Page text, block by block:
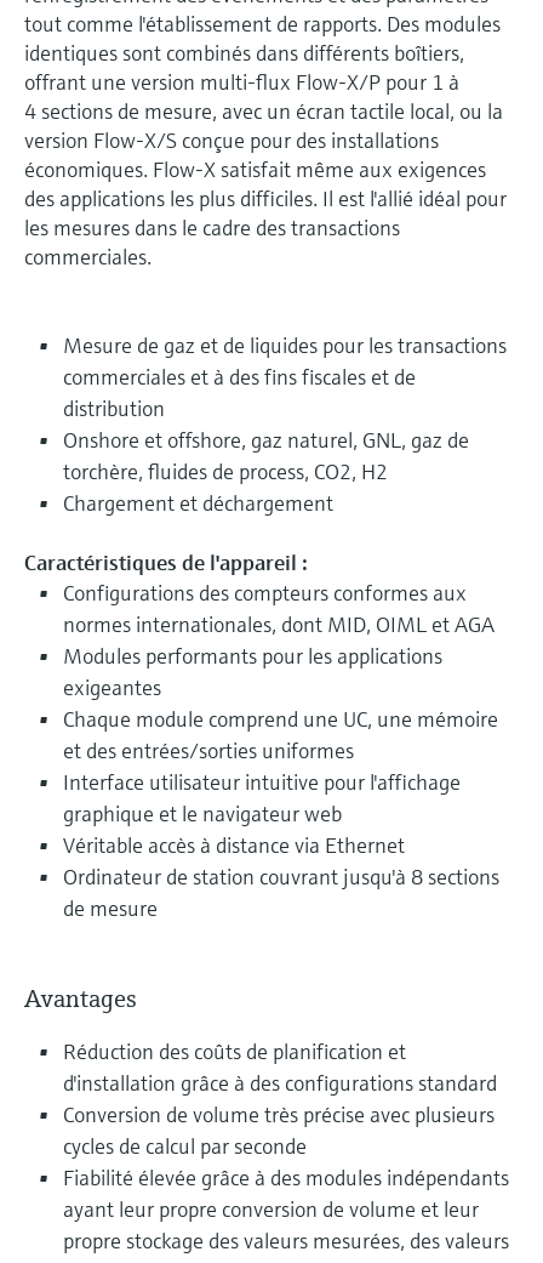
tout comme l'établissement de rapports. Des modules
identiques sont combinés dans différents boîtiers,
offrant une version multi-flux Flow-X/P pour 1 à
4 sections de mesure, avec un écran tactile local, ou la
version Flow-X/S conçue pour des installations
économiques. Flow-X satisfait même aux exigences
des applications les plus difficiles. Il est l'allié idéal pour
les mesures dans le cadre des transactions
commerciales.
Mesure de gaz et de liquides pour les transactions
commerciales et à des fins fiscales et de
distribution
Onshore et offshore, gaz naturel, GNL, gaz de
torchère, fluides de process, CO2, H2
Chargement et déchargement
Caractéristiques de l'appareil :
Configurations des compteurs conformes aux
normes internationales, dont MID, OIML et AGA
Modules performants pour les applications
exigeantes
Chaque module comprend une UC, une mémoire
et des entrées/sorties uniformes
Interface utilisateur intuitive pour l'affichage
graphique et le navigateur web
Véritable accès à distance via Ethernet
Ordinateur de station couvrant jusqu'à 8 sections
de mesure
Avantages
Réduction des coûts de planification et
d'installation grâce à des configurations standard
Conversion de volume très précise avec plusieurs
cycles de calcul par seconde
Fiabilité élevée grâce à des modules indépendants
ayant leur propre conversion de volume et leur
propre stockage des valeurs mesurées, des valeurs